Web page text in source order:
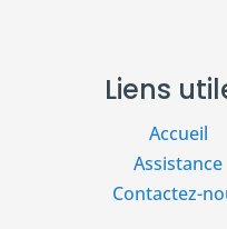
Liens
Accueil
Assistance
Contactez-